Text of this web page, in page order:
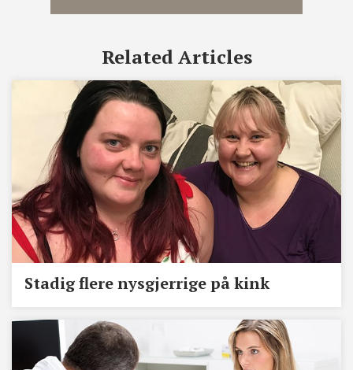
Related Articles
Stadig flere nysgjerrige på kink